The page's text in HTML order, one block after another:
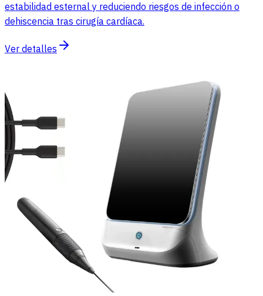
estabilidad esternal y reduciendo riesgos de infección o
dehiscencia tras cirugía cardíaca.
Ver detalles